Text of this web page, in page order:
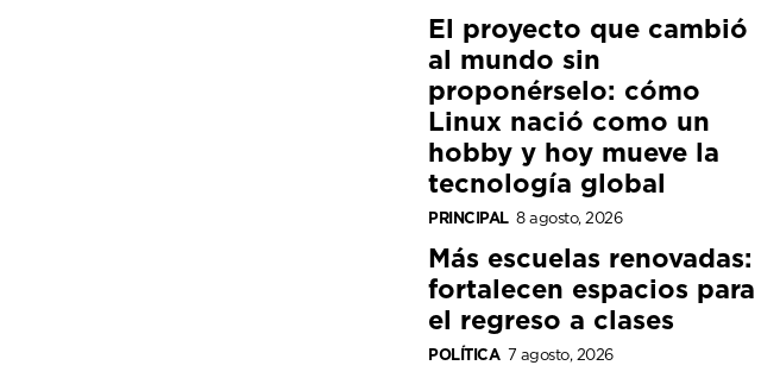
El proyecto que cambió
al mundo sin
proponérselo: cómo
Linux nació como un
hobby y hoy mueve la
tecnología global
PRINCIPAL 8 agosto, 2026
Más escuelas renovadas:
fortalecen espacios para
el regreso a clases
POLÍTICA 7 agosto, 2026